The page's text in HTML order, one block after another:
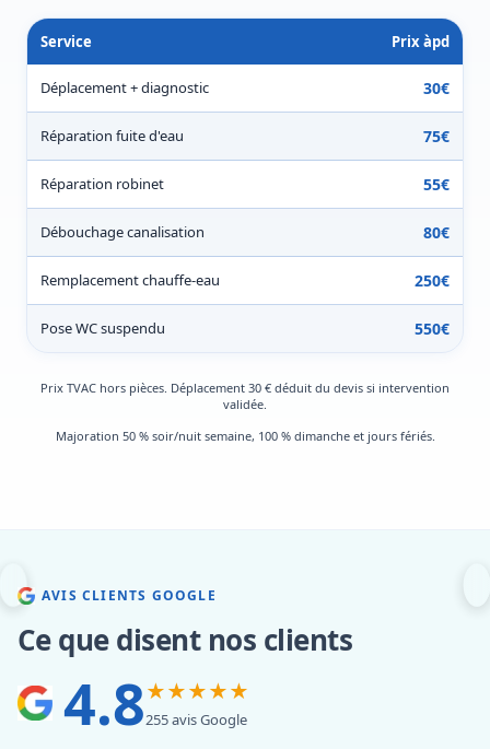
Service Prix àpd
Déplacement + diagnostic 30€
Réparation fuite d'eau 75€
Réparation robinet 55€
Débouchage canalisation 80€
Remplacement chauffe-eau 250€
Pose WC suspendu 550€
Prix TVAC hors pièces. Déplacement 30 € déduit du devis si intervention
validée.
Majoration 50 % soir/nuit semaine, 100 % dimanche et jours fériés.
AVIS CLIENTS GOOGLE
Ce que disent nos clients
4.8★★★★★
255 avis Google